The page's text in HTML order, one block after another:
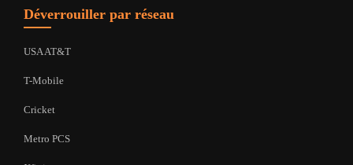
Déverrouiller par réseau
USA AT&T
T-Mobile
Cricket
Metro PCS